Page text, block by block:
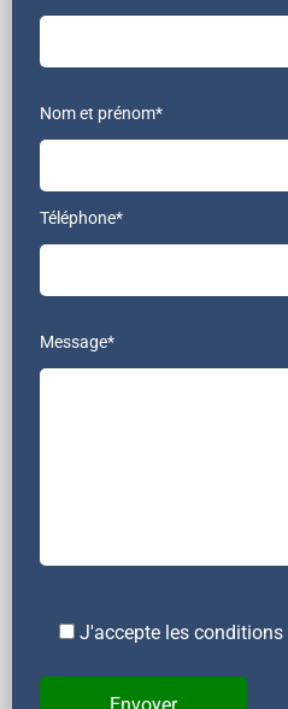
Nom et prénom*
Téléphone*
Message*
J'accepte les